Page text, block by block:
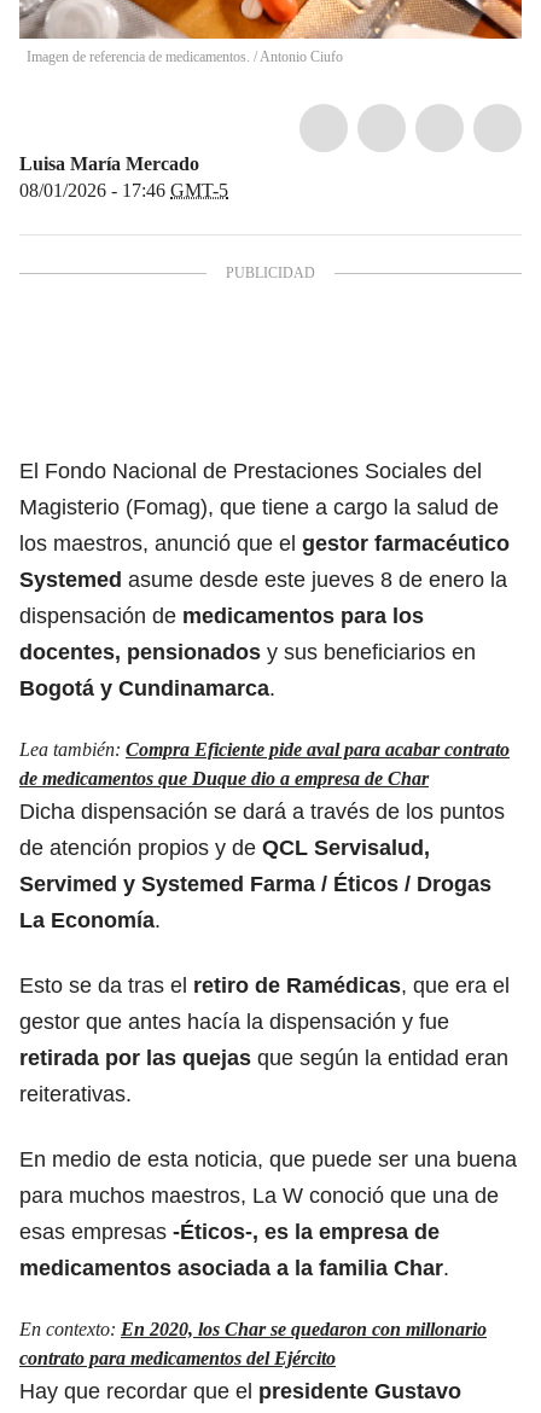
Imagen de referencia de medicamentos. /Antonio Ciufo
Luisa María Mercado
08/01/2026 - 17:46 GMT-5
El Fondo Nacional de Prestaciones Sociales del
Magisterio (Fomag), que tiene a cargo la salud de
los maestros, anunció que el gestor farmacéutico
Systemed asume desde este jueves 8 de enero la
dispensación de medicamentos para los
docentes, pensionados y sus beneficiarios en
Bogotá y Cundinamarca.
Lea también: Compra Eficiente pide aval para acabar contrato
de medicamentos que Duque dio a empresa de Char
Dicha dispensación se dará a través de los puntos
de atención propios y de QCL Servisalud,
Servimed y Systemed Farma / Éticos / Drogas
La Economía.
Esto se da tras el retiro de Ramédicas, que era el
gestor que antes hacía la dispensación y fue
retirada por las quejas que según la entidad eran
reiterativas.
En medio de esta noticia, que puede ser una buena
para muchos maestros, La W conoció que una de
esas empresas -Éticos-, es la empresa de
medicamentos asociada a la familia Char.
En contexto: En 2020, los Char se quedaron con millonario
contrato para medicamentos del Ejército
Hay que recordar que el presidente Gustavo